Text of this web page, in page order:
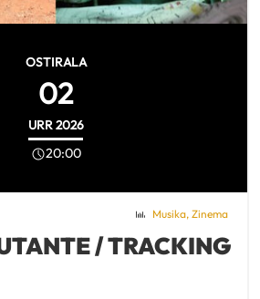
OSTIRALA
02
URR2026
20:00
Musika, Zinema
/ TRACKING